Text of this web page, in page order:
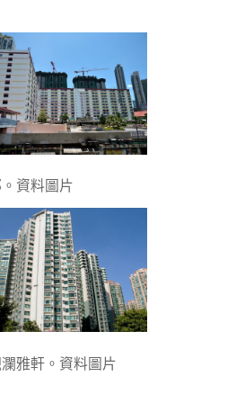
資料圖片
雅軒。資料圖片